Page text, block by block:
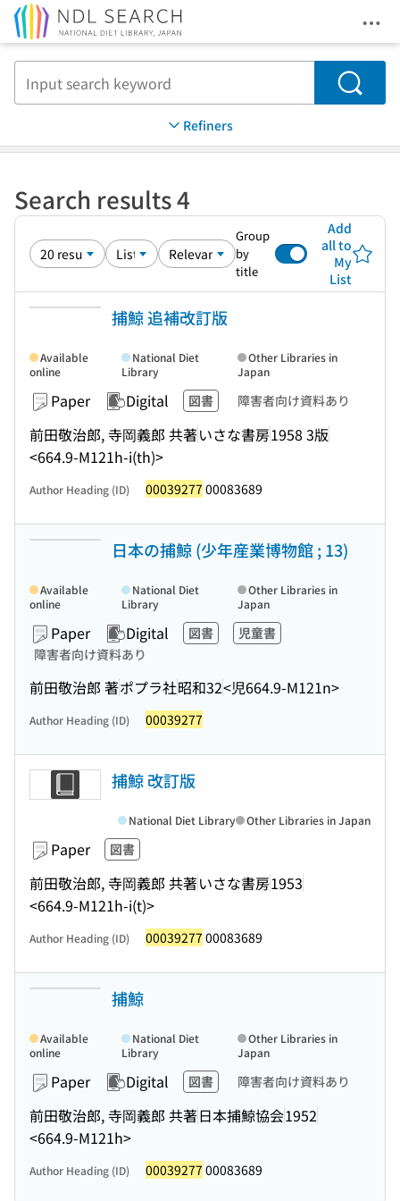
Search
Refiners
Search results 4
Group
by
title
Add
all to
My
List
捕鯨 追補改訂版
Paper Digital 図書 障害者向け資料あり
前田敬治郎, 寺岡義郎 共著いさな書房1958 3版
<664.9-M121h-i(th)>
Available
online
National Diet
Library
Other Libraries in
Japan
Author Heading (ID) 00039277 00083689
日本の捕鯨 (少年産業博物館 ; 13)
Paper Digital 図書
児童書
障害者向け資料あり
前田敬治郎 著ポプラ社昭和32<児664.9-M121n>
Available
online
National Diet
Library
Other Libraries in
Japan
Author Heading (ID) 00039277
捕鯨 改訂版
Paper 図書
前田敬治郎, 寺岡義郎 共著いさな書房1953
<664.9-M121h-i(t)>
National Diet Library Other Libraries in Japan
Author Heading (ID) 00039277 00083689
捕鯨
Paper Digital 図書 障害者向け資料あり
前田敬治郎, 寺岡義郎 共著日本捕鯨協会1952
<664.9-M121h>
Available
online
National Diet
Library
Other Libraries in
Japan
Author Heading (ID) 00039277 00083689